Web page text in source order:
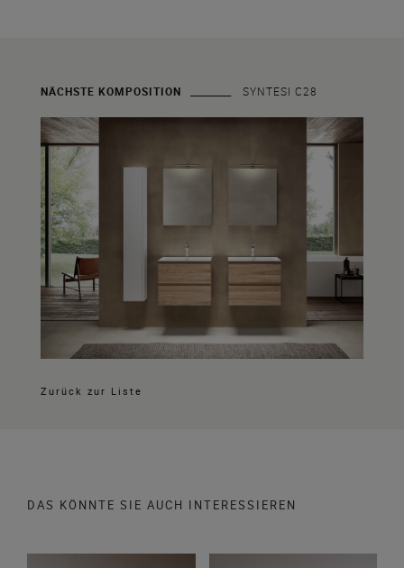
NÄCHSTE KOMPOSITION SYNTESI C28
Zurück zur Liste
DAS KÖNNTE SIE AUCH INTERESSIEREN